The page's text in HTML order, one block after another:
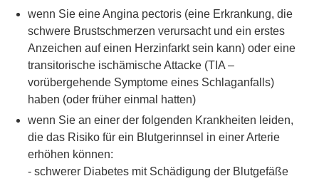
wenn Sie eine Angina pectoris (eine Erkrankung, die
schwere Brustschmerzen verursacht und ein erstes
Anzeichen auf einen Herzinfarkt sein kann) oder eine
transitorische ischämische Attacke (TIA –
vorübergehende Symptome eines Schlaganfalls)
haben (oder früher einmal hatten)
wenn Sie an einer der folgenden Krankheiten leiden,
die das Risiko für ein Blutgerinnsel in einer Arterie
erhöhen können:
- schwerer Diabetes mit Schädigung der Blutgefäße